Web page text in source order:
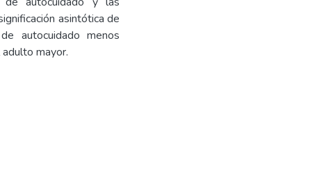
asintótica de
autocuidado menos
mayor.